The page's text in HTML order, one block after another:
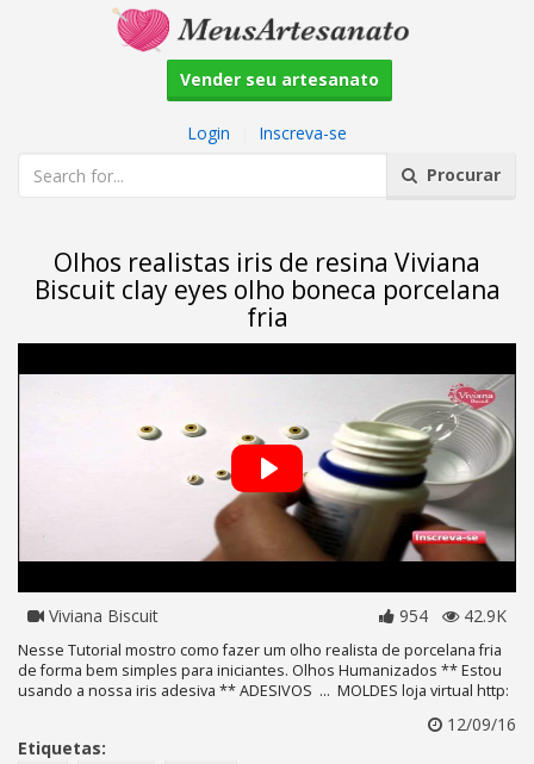
Vender seu artesanato
Login
Inscreva-se
Procurar
Olhos realistas iris de resina Viviana
Biscuit clay eyes olho boneca porcelana
fria
Viviana Biscuit 954 42.9K
Nesse Tutorial mostro como fazer um olho realista de porcelana fria
de forma bem simples para iniciantes. Olhos Humanizados ** Estou
usando a nossa iris adesiva ** ADESIVOS ... MOLDES loja virtual http:
12/09/16
Etiquetas: